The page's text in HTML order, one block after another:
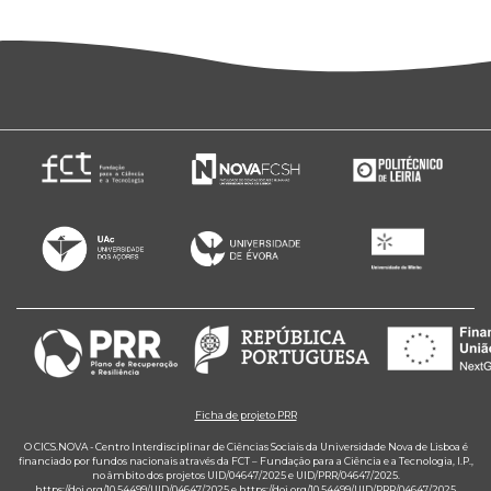
Ficha de projeto PRR
O CICS.NOVA - Centro Interdisciplinar de Ciências Sociais da Universidade Nova de Lisboa é
financiado por fundos nacionais através da FCT – Fundação para a Ciência e a Tecnologia, I.P.,
no âmbito dos projetos UID/04647/2025 e UID/PRR/04647/2025.